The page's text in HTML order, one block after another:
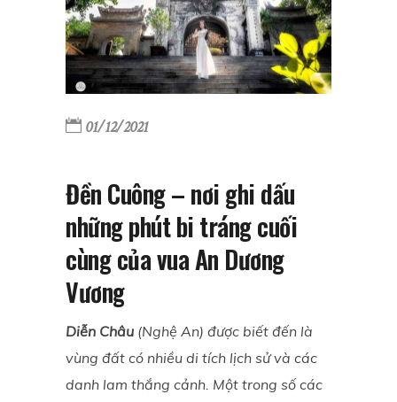
01/12/2021
Đền Cuông – nơi ghi dấu
những phút bi tráng cuối
cùng của vua An Dương
Vương
Diễn Châu (Nghệ An) được biết đến là
vùng đất có nhiều di tích lịch sử và các
danh lam thắng cảnh. Một trong số các